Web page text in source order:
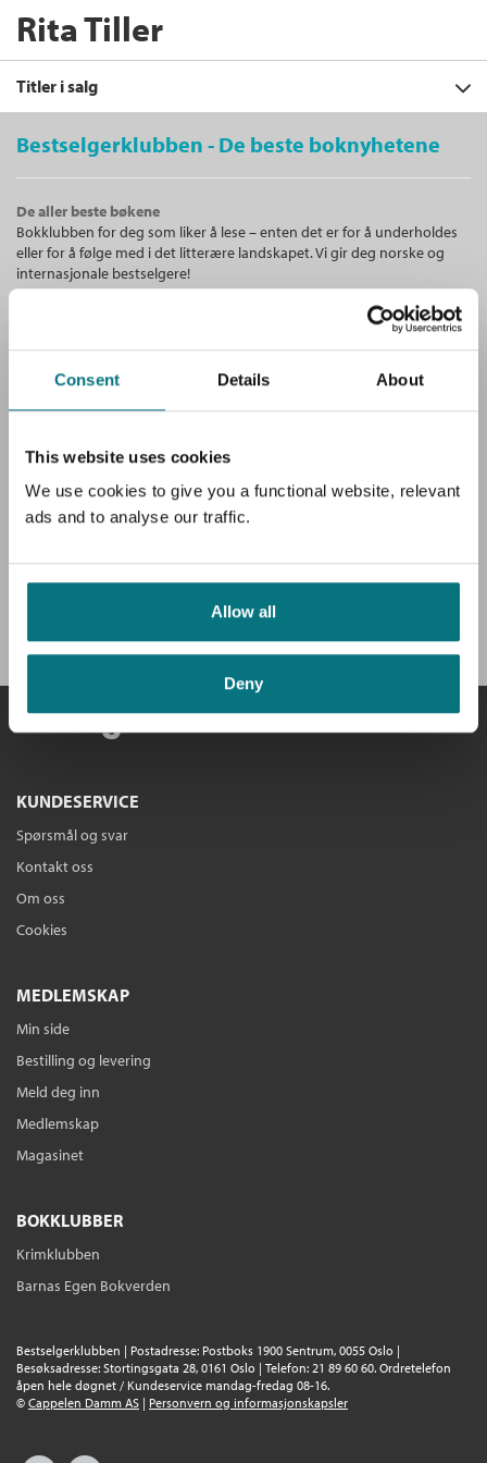
Consent Details About
This website uses cookies
We use cookies to give you a functional website, relevant
ads and to analyse our traffic.
Allow all
Deny
Rita Tiller
Titler i salg
KATEGORI +
Alle
FORMAT +
+
Bokmål (1)
Den andre dagen: Det nye
læringsrommet
Rita Tiller
Kjøp
Sendes fra oss i løpet av 1-3 arbeidsdager.
Bestselgerklubben - De beste boknyhetene
De aller beste bøkene
Bokklubben for deg som liker å lese – enten det er for å underholdes
eller for å følge med i det litterære landskapet. Vi gir deg norske og
internasjonale bestselgere!
opptil 80 % rabatt på bøker og fine ting.
Gratis medlemsblad
Du mottar klubbens medlemsblad GRATIS, med en fyldig presentasjon
av hovedboken, intervjuer og anbefalinger.
Få velkomstgave og 3 bøker GRATIS*!
KUNDESERVICE
Spørsmål og svar
Kontakt oss
Om oss
Cookies
MEDLEMSKAP
Min side
Bestilling og levering
Meld deg inn
Medlemskap
Magasinet
BOKKLUBBER
Krimklubben
Barnas Egen Bokverden
Bestselgerklubben | Postadresse: Postboks 1900 Sentrum, 0055 Oslo |
Besøksadresse: Stortingsgata 28, 0161 Oslo | Telefon: 21 89 60 60. Ordretelefon
åpen hele døgnet / Kundeservice mandag-fredag 08-16.
© Cappelen Damm AS | Personvern og informasjonskapsler